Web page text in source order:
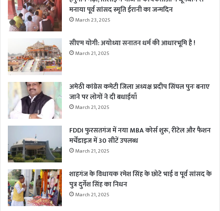
मनाया पूर्व सांसद स्मृति ईरानी का जन्मदिन
March 23, 2025
सीएम योगी: अयोध्या सनातन धर्म की आधारभूमि है !
March 21, 2025
अमेठी कांग्रेस कमेटी जिला अध्यक्ष प्रदीप सिंघल पुनः बनाए
जाने पर लोगों ने दी बधाईयाँ
March 21, 2025
FDDI फुरसतगंज में नया MBA कोर्स शुरू, रीटेल और फैशन
मर्चेंडाइज में 30 सीटें उपलब्ध
March 21, 2025
शाहगंज के विधायक रमेश सिंह के छोटे भाई व पूर्व सांसद के
पुत्र दुर्गेश सिंह का निधन
March 21, 2025